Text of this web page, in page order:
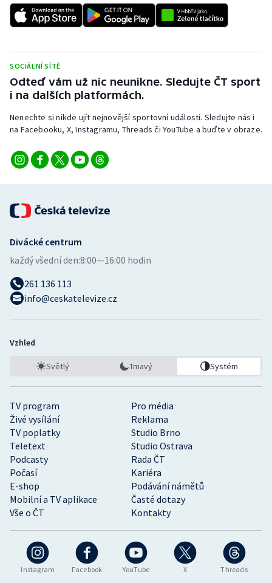
SOCIÁLNÍ SÍTĚ
Odteď vám už nic neunikne. Sledujte ČT sport
i na dalších platformách.
Nenechte si nikde ujít nejnovější sportovní události. Sledujte nás i
na Facebooku, X, Instagramu, Threads či YouTube a buďte v obraze.
Instagram Facebook YouTube X Threads
TV program
Pro média
Živé vysílání
Reklama
TV poplatky
Studio Brno
Teletext
Studio Ostrava
Podcasty
Rada ČT
Počasí
Kariéra
E-shop
Podávání námětů
Mobilní a TV aplikace
Časté dotazy
Vše o ČT
Kontakty
Divácké centrum
každý všední den:8:00—16:00 hodin
261 136 113
info@ceskatelevize.cz
Vzhled
Světlý Tmavý Systém